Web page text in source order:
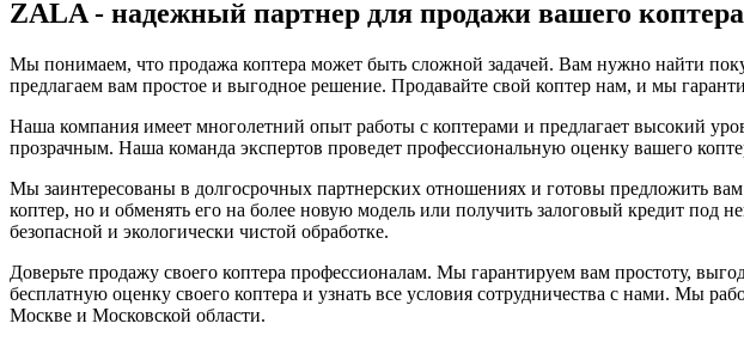
ZALA - надежный партнер для продажи вашего коптера
Мы понимаем, что продажа коптера может быть сложной задачей. Вам нужно найти
предлагаем вам простое и выгодное решение. Продавайте свой коптер нам, и мы
Наша компания имеет многолетний опыт работы с коптерами и предлагает высокий
прозрачным. Наша команда экспертов проведет профессиональную оценку вашего
Мы заинтересованы в долгосрочных партнерских отношениях и готовы предложить
коптер, но и обменять его на более новую модель или получить залоговый кредит
безопасной и экологически чистой обработке.
Доверьте продажу своего коптера профессионалам. Мы гарантируем вам простоту,
бесплатную оценку своего коптера и узнать все условия сотрудничества с нами. Мы
Москве и Московской области.